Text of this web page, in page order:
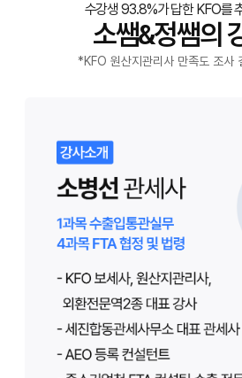
수강생 93.8%가 답한 KFO를
소쌤&정쌤의
*KFO 원산지관리사 만족도 조